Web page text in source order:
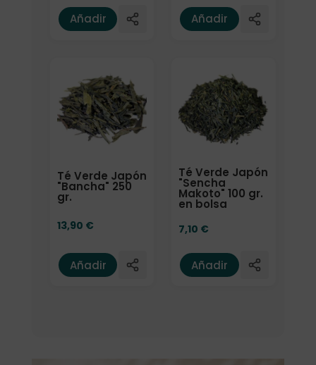
Añadir Añadir
Té Verde Japón
"Bancha" 250
gr.
13,90 €
Añadir
Té Verde Japón
"Sencha
Makoto" 100 gr.
en bolsa
7,10 €
Añadir